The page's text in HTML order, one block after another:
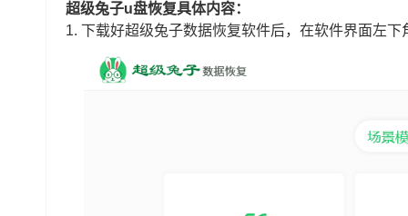
超级兔子u盘恢复具体内容：
1. 下载好超级兔子数据恢复软件后，在软件界面左下